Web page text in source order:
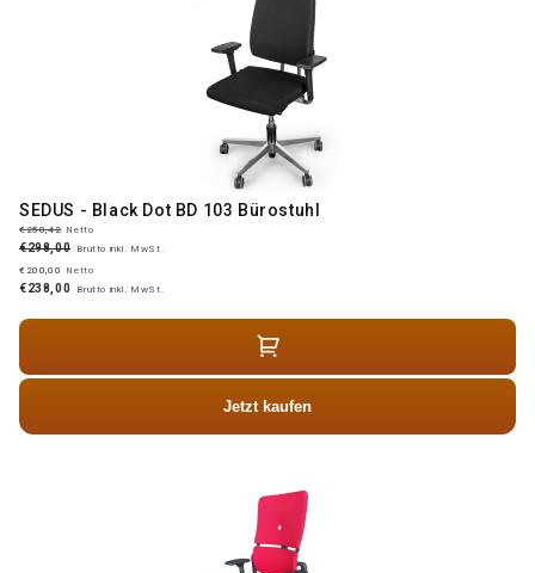
SEDUS - Black Dot BD 103 Bürostuhl
€250,42 Netto
€298,00 Brutto inkl. MwSt.
€200,00
Netto
€238,00 Brutto inkl. MwSt.
Jetzt kaufen